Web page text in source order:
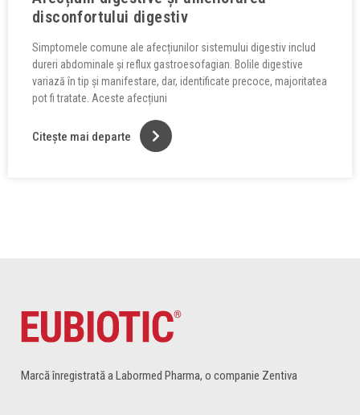
disconfortului digestiv
Simptomele comune ale afecțiunilor sistemului digestiv includ
dureri abdominale și reflux gastroesofagian. Bolile digestive
variază în tip și manifestare, dar, identificate precoce, majoritatea
pot fi tratate. Aceste afecțiuni
Citește mai departe
Marcă înregistrată a Labormed Pharma, o companie Zentiva